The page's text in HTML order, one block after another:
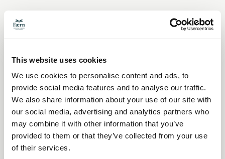
This website uses cookies
We use cookies to personalise content and ads, to
provide social media features and to analyse our traffic.
We also share information about your use of our site with
our social media, advertising and analytics partners who
may combine it with other information that you’ve
provided to them or that they’ve collected from your use
of their services.
o Mot de passe
Autres informations :
o Langues
o Sexe
Nous utilisons les données personnelles pour
vérifier votre identité et contrôler les conditions